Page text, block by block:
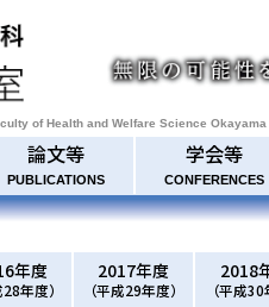
of Health and Welfare Science
論文等
PUBLICATIONS
学会等
CONFERENCES
年度
28年度）
2017年度
（平成29年度）
2018
（平成30